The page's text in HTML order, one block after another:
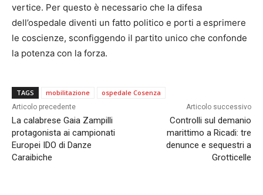
vertice. Per questo è necessario che la difesa
dell’ospedale diventi un fatto politico e porti a esprimere
le coscienze, sconfiggendo il partito unico che confonde
la potenza con la forza.
TAGS mobilitazione ospedale Cosenza
Articolo precedente
La calabrese Gaia Zampilli
protagonista ai campionati
Europei IDO di Danze
Caraibiche
Articolo successivo
Controlli sul demanio
marittimo a Ricadi: tre
denunce e sequestri a
Grotticelle